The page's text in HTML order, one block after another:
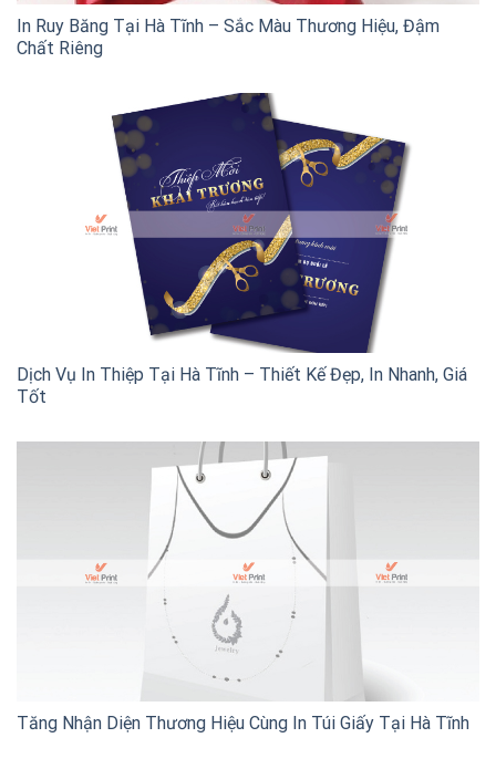
In Ruy Băng Tại Hà Tĩnh – Sắc Màu Thương Hiệu, Đậm
Chất Riêng
Dịch Vụ In Thiệp Tại Hà Tĩnh – Thiết Kế Đẹp, In Nhanh, Giá
Tốt
Tăng Nhận Diện Thương Hiệu Cùng In Túi Giấy Tại Hà Tĩnh